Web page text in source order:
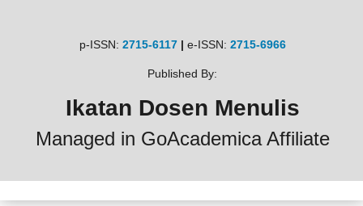
p-ISSN: 2715-6117| e-ISSN: 2715-6966
Published By:
Ikatan Dosen Menulis
Managed in GoAcademica Affiliate